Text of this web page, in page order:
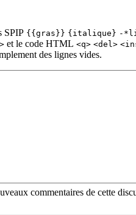
SPIP {{gras}} {italique} -
et le code HTML <q> <del>
des lignes vides.
commentaires de cette